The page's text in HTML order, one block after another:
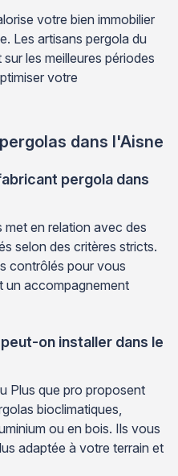
votre bien immobilier
Les artisans pergola du
les meilleures périodes
votre
dans l'Aisne
pergola dans
en relation avec des
selon des critères stricts.
contrôlés pour vous
un accompagnement
on installer dans le
Plus que pro proposent
bioclimatiques,
ou en bois. Ils vous
adaptée à votre terrain et